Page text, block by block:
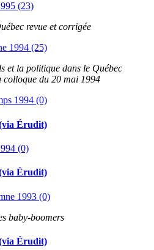
(23)
revue et corrigée
1994 (25)
et la politique dans le Québec
colloque du 20 mai 1994
1994 (0)
Érudit)
(0)
Érudit)
1993 (0)
baby-boomers
Érudit)